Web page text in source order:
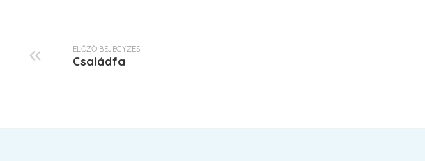
ELŐZŐ BEJEGYZÉS
Családfa